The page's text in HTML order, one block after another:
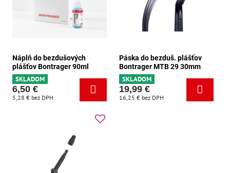
Náplň do bezdušových
plášťov Bontrager 90ml
SKLADOM
6,50 €
5,28 € bez DPH
Páska do bezduš. plášťov
Bontrager MTB 29 30mm
SKLADOM
19,99 €
16,25 € bez DPH